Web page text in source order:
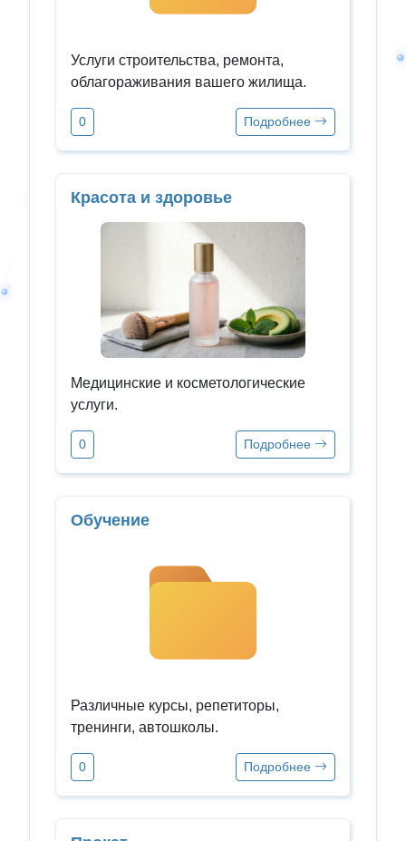
Услуги строительства, ремонта,
облагораживания вашего жилища.
0 Подробнее
Красота и здоровье
Медицинские и косметологические
услуги.
0 Подробнее
Обучение
Различные курсы, репетиторы,
тренинги, автошколы.
0 Подробнее